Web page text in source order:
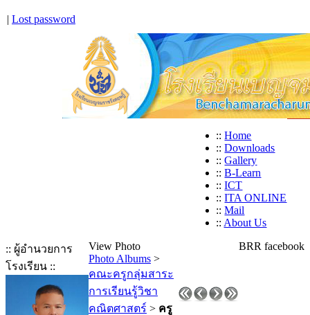
| Lost password
:: Home
:: Downloads
:: Gallery
:: B-Learn
:: ICT
:: ITA ONLINE
:: Mail
:: About Us
:: ผู้อำนวยการ
โรงเรียน ::
View Photo
Photo Albums >
คณะครูกลุ่มสาระ
การเรียนรู้วิชา
คณิตศาสตร์ > ครู
BRR facebook